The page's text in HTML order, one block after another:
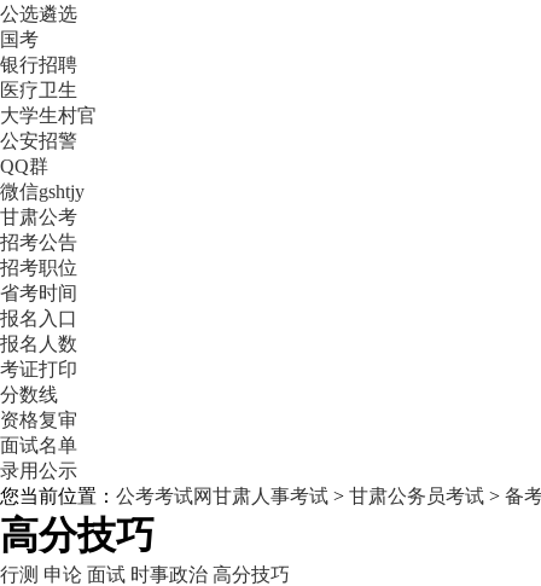
公选遴选
国考
银行招聘
医疗卫生
大学生村官
公安招警
QQ群
微信gshtjy
甘肃公考
招考公告
招考职位
省考时间
报名入口
报名人数
考证打印
分数线
资格复审
面试名单
录用公示
您当前位置： 公考考试网甘肃人事考试 > 甘肃公务员考试 > 备
高分技巧
行测 申论 面试 时事政治 高分技巧